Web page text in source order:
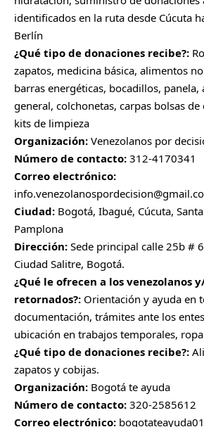
identificados en la ruta desde Cúcuta
Berlín
¿Qué tipo de donaciones recibe?:
zapatos, medicina básica, alimentos
barras energéticas, bocadillos, panela,
general, colchonetas, carpas bolsas
kits de limpieza
Organización: Venezolanos por
Número de contacto: 312-4170341
Correo electrónico:
Ciudad: Bogotá, Ibagué, Cúcuta,
Pamplona
Dirección: Sede principal calle 25b #
Ciudad Salitre, Bogotá.
¿Qué le ofrecen a los venezolanos
retornados?: Orientación y ayuda en
documentación, trámites ante los
ubicación en trabajos temporales,
¿Qué tipo de donaciones recibe?:
zapatos y cobijas.
Organización: Bogotá te ayuda
Número de contacto: 320-2585612
Correo electrónico: